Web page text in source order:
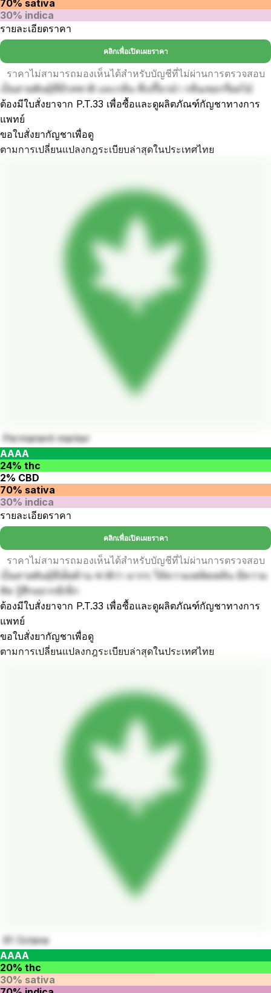
70% sativa
30% indica
รายละเอียดราคา
คลิกเพื่อเปิดเผยราคา
ราคาไม่สามารถมองเห็นได้สำหรับบัญชีที่ไม่ผ่านการตรวจสอบ
เป็นสายพันธุ์ที่มีรสชาติ และกลิ่น ที่เปรี้ยวนำ กลิ่นเชอรรี่ผลไม้
ต้องมีใบสั่งยาจาก P.T.33 เพื่อซื้อและดูผลิตภัณฑ์กัญชาทางการ
แพทย์
ขอใบสั่งยากัญชาเพื่อดู
ตามการเปลี่ยนแปลงกฎระเบียบล่าสุดในประเทศไทย
Permanent marker
AAAA
24% thc
2% CBD
70% sativa
30% indica
รายละเอียดราคา
คลิกเพื่อเปิดเผยราคา
ราคาไม่สามารถมองเห็นได้สำหรับบัญชีที่ไม่ผ่านการตรวจสอบ
เป็นสายพันธุ์ที่เด็ดด้าน ซ่าติว่า มากๆ ให้ความเพลิดเพลิน มีความ
คิด รู้สึกอยากมีเซ็ก
ต้องมีใบสั่งยาจาก P.T.33 เพื่อซื้อและดูผลิตภัณฑ์กัญชาทางการ
แพทย์
ขอใบสั่งยากัญชาเพื่อดู
ตามการเปลี่ยนแปลงกฎระเบียบล่าสุดในประเทศไทย
91 Octane
AAAA
20% thc
30% sativa